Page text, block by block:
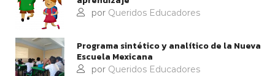
por Queridos Educadores
Programa sintético y analítico de la Nueva
Escuela Mexicana
por Queridos Educadores